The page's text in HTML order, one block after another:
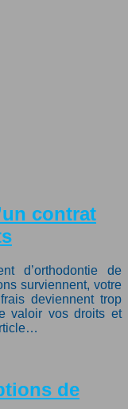
contrat
d’orthodontie de
surviennent, votre
deviennent trop
valoir vos droits et
de